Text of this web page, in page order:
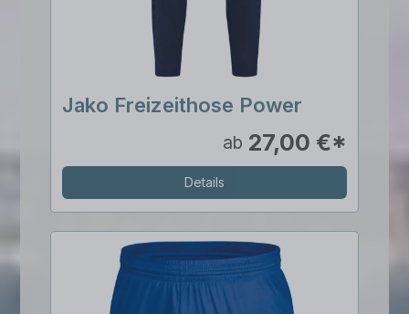
Jako Freizeithose Power
ab 27,00 €*
Details